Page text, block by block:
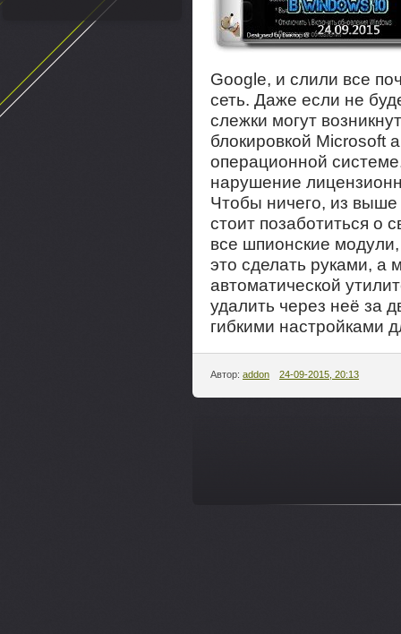
Google, и слили все
сеть. Даже если не
слежки могут
блокировкой Microsoft
операционной
нарушение
Чтобы ничего, из выше
стоит позаботиться о
все шпионские
это сделать руками, а
автоматической
удалить через неё за
гибкими настройками
Автор: addon 24-09-2015, 20:13